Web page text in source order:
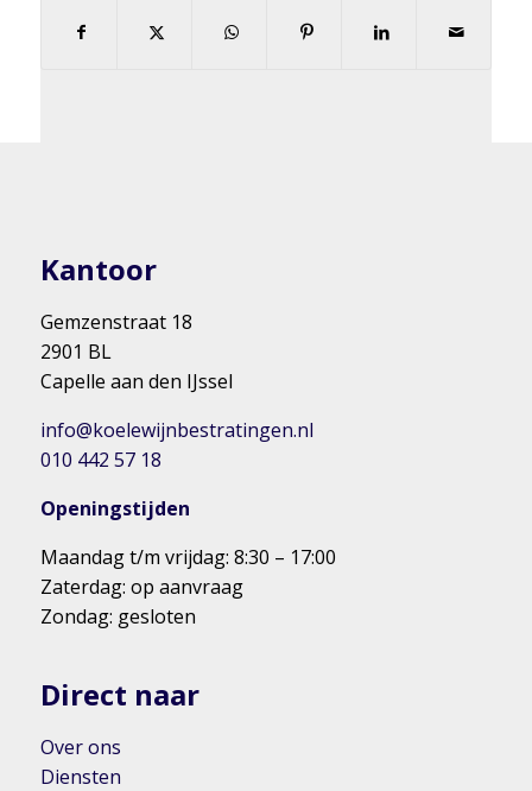
Kantoor
Gemzenstraat 18
2901 BL
Capelle aan den IJssel
info@koelewijnbestratingen.nl
010 442 57 18
Openingstijden
Maandag t/m vrijdag: 8:30 – 17:00
Zaterdag: op aanvraag
Zondag: gesloten
Direct naar
Over ons
Diensten